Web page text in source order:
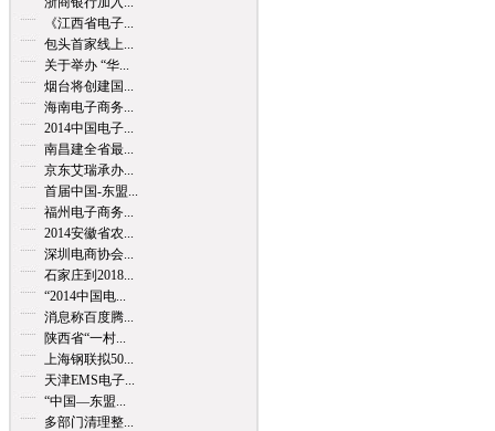
《江西省电子...
包头首家线上...
关于举办 “华...
烟台将创建国...
海南电子商务...
2014中国电子...
南昌建全省最...
京东艾瑞承办...
首届中国-东盟...
福州电子商务...
2014安徽省农...
深圳电商协会...
石家庄到2018...
“2014中国电...
消息称百度腾...
陕西省“一村...
上海钢联拟50...
天津EMS电子...
“中国—东盟...
多部门清理整...